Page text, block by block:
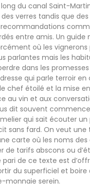
long du canal Saint-
verres tandis que
entre amis. Un guide
où les vignerons
parlantes mais les
dans les
qui parle terroir en
chef étoilé et la mise
au vin et aux
dit souvent
qui sait écouter
sans fard. On veut une
carte où les noms
de tarifs abscons ou
pari de ce texte est
du superficiel et
monnaie serein.